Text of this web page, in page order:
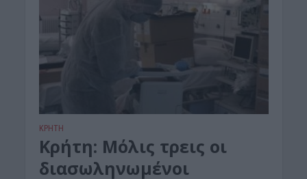
ΚΡΗΤΗ
Κρήτη: Μόλις τρεις οι
διασωληνωμένοι